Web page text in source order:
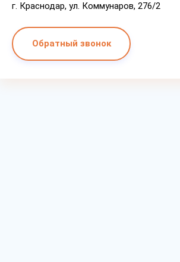
г. Краснодар, ул. Коммунаров, 276/2
Обратный звонок